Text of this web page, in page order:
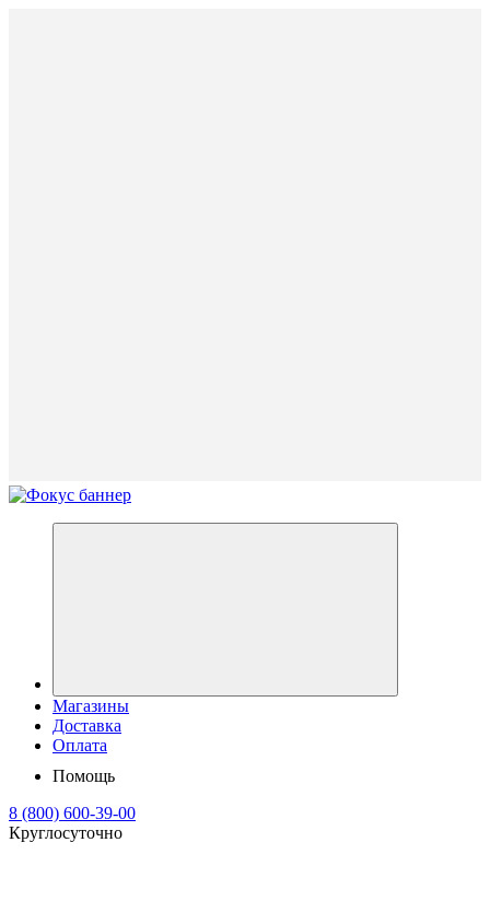
Магазины
Доставка
Оплата
Помощь
8 (800) 600-39-00
Круглосуточно